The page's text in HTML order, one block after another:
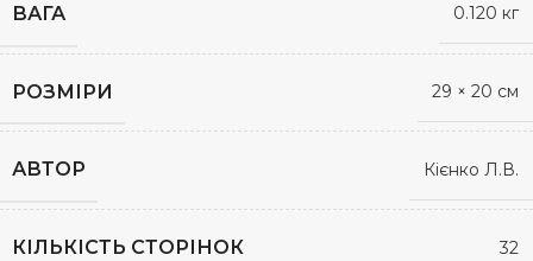
ВАГА 0.120 кг
РОЗМІРИ 29 × 20 см
АВТОР Кієнко Л.В.
КІЛЬКІСТЬ СТОРІНОК 32